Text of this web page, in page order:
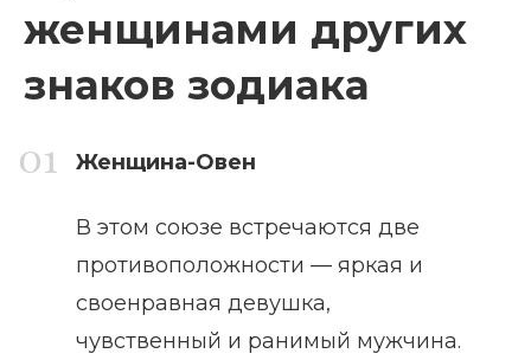
женщинами других
знаков зодиака
Женщина-Овен
В этом союзе встречаются две
противоположности — яркая и
своенравная девушка,
чувственный и ранимый мужчина.